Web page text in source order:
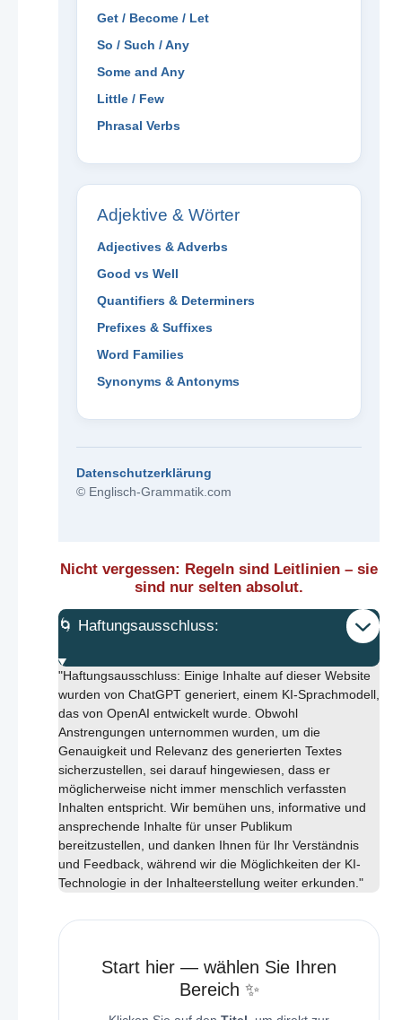
Get / Become / Let
So / Such / Any
Some and Any
Little / Few
Phrasal Verbs
Adjektive & Wörter
Adjectives & Adverbs
Good vs Well
Quantifiers & Determiners
Prefixes & Suffixes
Word Families
Synonyms & Antonyms
Datenschutzerklärung
© Englisch-Grammatik.com
Nicht vergessen: Regeln sind Leitlinien – sie
sind nur selten absolut.
🌀 Haftungsausschluss:
"Haftungsausschluss: Einige Inhalte auf dieser Website
wurden von ChatGPT generiert, einem KI-Sprachmodell,
das von OpenAI entwickelt wurde. Obwohl
Anstrengungen unternommen wurden, um die
Genauigkeit und Relevanz des generierten Textes
sicherzustellen, sei darauf hingewiesen, dass er
möglicherweise nicht immer menschlich verfassten
Inhalten entspricht. Wir bemühen uns, informative und
ansprechende Inhalte für unser Publikum
bereitzustellen, und danken Ihnen für Ihr Verständnis
und Feedback, während wir die Möglichkeiten der KI-
Technologie in der Inhalteerstellung weiter erkunden."
Start hier — wählen Sie Ihren
Bereich ✨